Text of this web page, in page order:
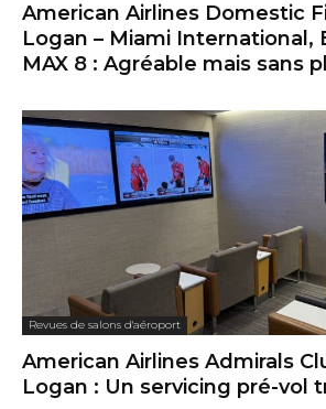
American Airlines Domestic
Logan – Miami International,
MAX 8 : Agréable mais sans
Revues de salons d'aéroport
American Airlines Admirals
Logan : Un servicing pré-vol